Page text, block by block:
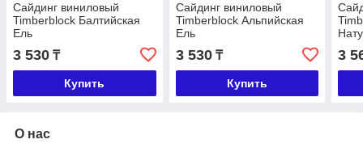
Сайдинг виниловый
Timberblock Балтийская
Ель
3 530 ₸
Купить
Сайдинг виниловый
Timberblock Альпийская
Ель
3 530₸
Купить
3
О нас